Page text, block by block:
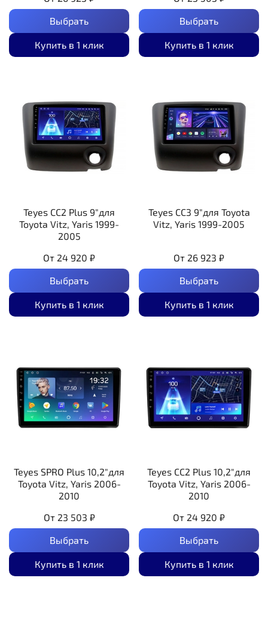
Выбрать
Купить в 1 клик
Выбрать
Купить в 1 клик
Teyes CC2 Plus 9"для
Toyota Vitz, Yaris 1999-
2005
От 24 920 ₽
Выбрать
Купить в 1 клик
Teyes CC3 9"для Toyota
Vitz, Yaris 1999-2005
От 26 923 ₽
Выбрать
Купить в 1 клик
Teyes SPRO Plus 10,2"для
Toyota Vitz, Yaris 2006-
2010
От 23 503 ₽
Выбрать
Купить в 1 клик
Teyes CC2 Plus 10,2"для
Toyota Vitz, Yaris 2006-
2010
От 24 920 ₽
Выбрать
Купить в 1 клик